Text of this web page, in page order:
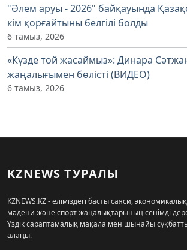
"Әлем аруы - 2026" байқауында
кім қорғайтыны белгілі болды
6 тамыз, 2026
«Күзде той жасаймыз»: Динара
жаңалығымен бөлісті (ВИДЕО)
6 тамыз, 2026
KZNEWS ТУРАЛЫ
KZNEWS.KZ - еліміздегі басты саяси,
мәдени және спорт жаңалықтарының сенімді
Үздік сараптамалық мақала мен шынайы
алаңы.